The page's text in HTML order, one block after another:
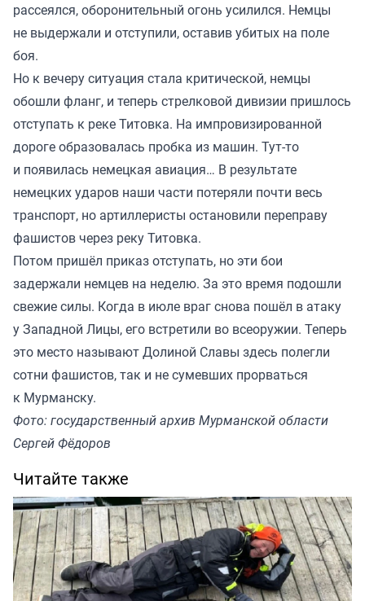
рассеялся, оборонительный огонь усилился. Немцы
не выдержали и отступили, оставив убитых на поле
боя.
Но к вечеру ситуация стала критической, немцы
обошли фланг, и теперь стрелковой дивизии пришлось
отступать к реке Титовка. На импровизированной
дороге образовалась пробка из машин. Тут-то
и появилась немецкая авиация… В результате
немецких ударов наши части потеряли почти весь
транспорт, но артиллеристы остановили переправу
фашистов через реку Титовка.
Потом пришёл приказ отступать, но эти бои
задержали немцев на неделю. За это время подошли
свежие силы. Когда в июле враг снова пошёл в атаку
у Западной Лицы, его встретили во всеоружии. Теперь
это место называют Долиной Славы здесь полегли
сотни фашистов, так и не сумевших прорваться
к Мурманску.
Фото: государственный архив Мурманской области
Сергей Фёдоров
Читайте также